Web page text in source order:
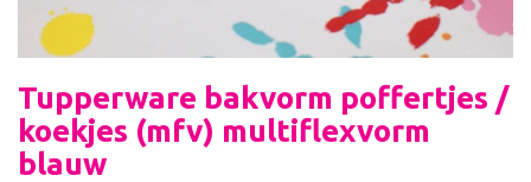
Tupperware bakvorm poffertjes /
koekjes (mfv) multiflexvorm
blauw